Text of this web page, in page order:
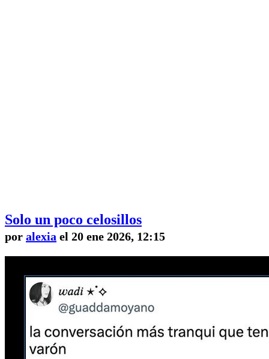
Solo un poco celosillos
por alexia el 20 ene 2026, 12:15